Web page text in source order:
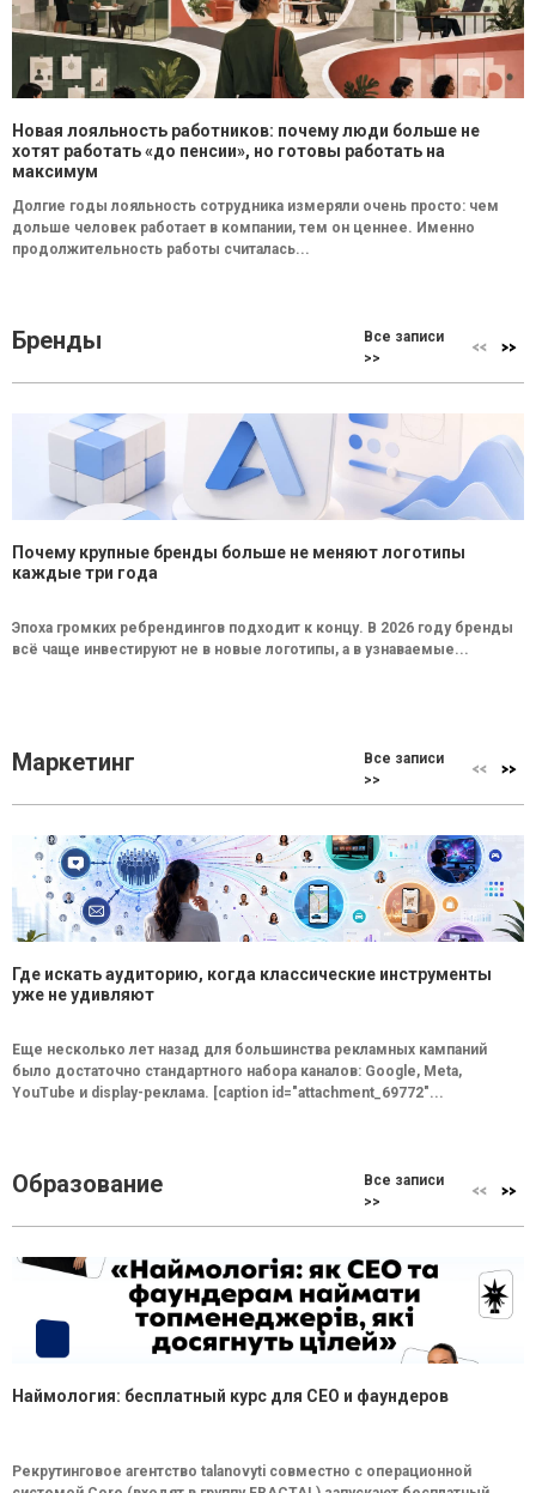
Новая лояльность работников: почему люди больше не
хотят работать «до пенсии», но готовы работать на
максимум
Долгие годы лояльность сотрудника измеряли очень просто: чем
дольше человек работает в компании, тем он ценнее. Именно
продолжительность работы считалась...
Бренды
Все записи
>>
Почему крупные бренды больше не меняют логотипы
каждые три года
Эпоха громких ребрендингов подходит к концу. В 2026 году бренды
всё чаще инвестируют не в новые логотипы, а в узнаваемые...
Маркетинг
Все записи
>>
Где искать аудиторию, когда классические инструменты
уже не удивляют
Еще несколько лет назад для большинства рекламных кампаний
было достаточно стандартного набора каналов: Google, Meta,
YouTube и display-реклама. [caption id="attachment_69772"...
Образование
Все записи
>>
Наймология: бесплатный курс для CEO и фаундеров
Рекрутинговое агентство talanovyti совместно с операционной